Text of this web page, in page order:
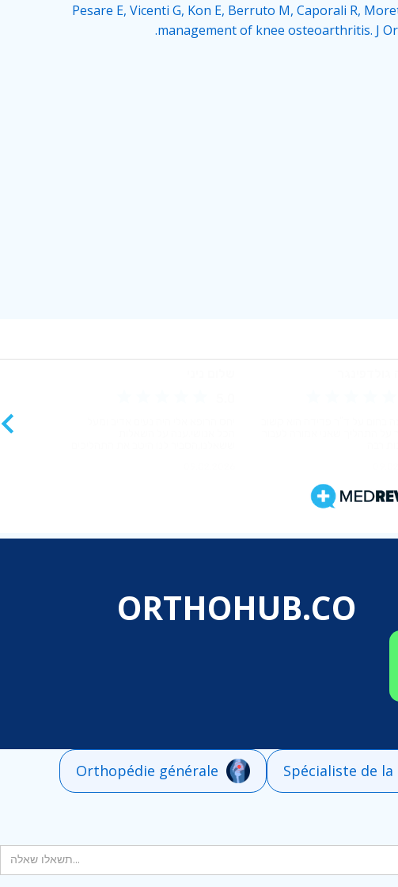
Pesare E, Vicenti G, Kon E, Berruto M, Caporali R,
management of knee osteoarthritis. J
ORTHOHUB.CO
Orthopédie générale Spécialiste de la